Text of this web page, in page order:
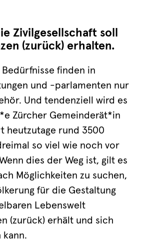
Zivilgesellschaft soll
(zurück) erhalten.
finden in
und -parlamenten nur
Und tendenziell wird es
Zürcher Gemeinderät*in
heutzutage rund 3500
so viel wie noch vor
dies der Weg ist, gilt es
Möglichkeiten zu suchen,
für die Gestaltung
Lebenswelt
(zurück) erhält und sich
kann.